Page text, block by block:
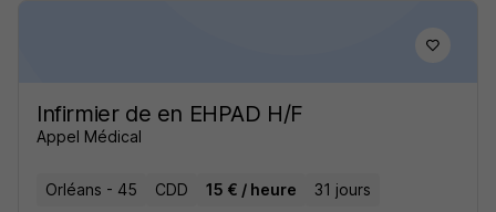
Infirmier de en EHPAD H/F
Appel Médical
Orléans - 45 CDD 15 € / heure 31 jours